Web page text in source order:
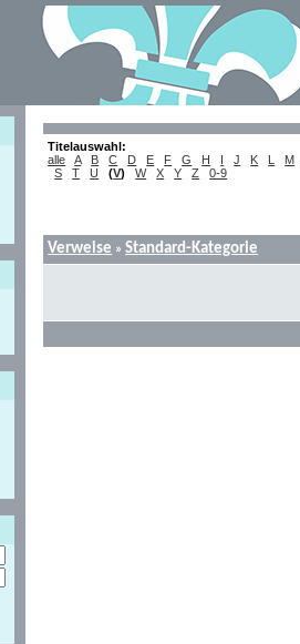
Titelauswahl:
alle
A B C D E F G H I J K L M
S
T U (V) W X Y Z 0-9
Verweise »Standard-Kategorie